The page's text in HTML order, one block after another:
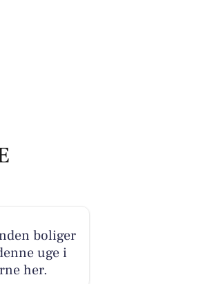
boliger
uge i
her.